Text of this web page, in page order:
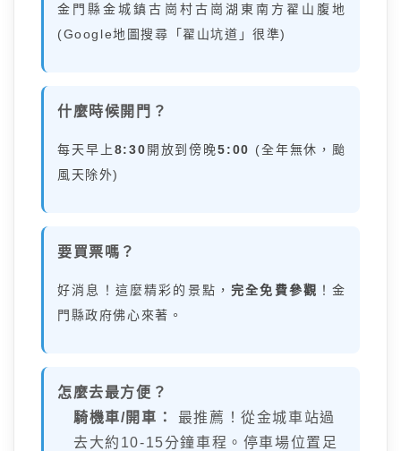
金門縣金城鎮古崗村古崗湖東南方翟山腹地
(Google地圖搜尋「翟山坑道」很準)
什麼時候開門？
每天早上8:30 開放到傍晚5:00 (全年無休，颱
風天除外)
要買票嗎？
好消息！這麼精彩的景點，完全免費參觀 ！金
門縣政府佛心來著。
怎麼去最方便？
騎機車/開車：
最推薦！從金城車站過
去大約10-15分鐘車程。停車場位置足